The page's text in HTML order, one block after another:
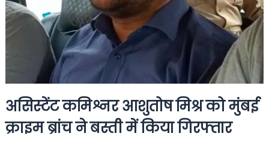
असिस्टेंट कमिश्नर आशुतोष मिश्र को मुंबई
क्राइम ब्रांच ने बस्ती में किया गिरफ्तार